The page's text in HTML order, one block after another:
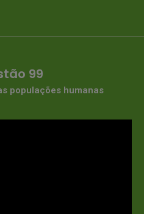
99
populações humanas